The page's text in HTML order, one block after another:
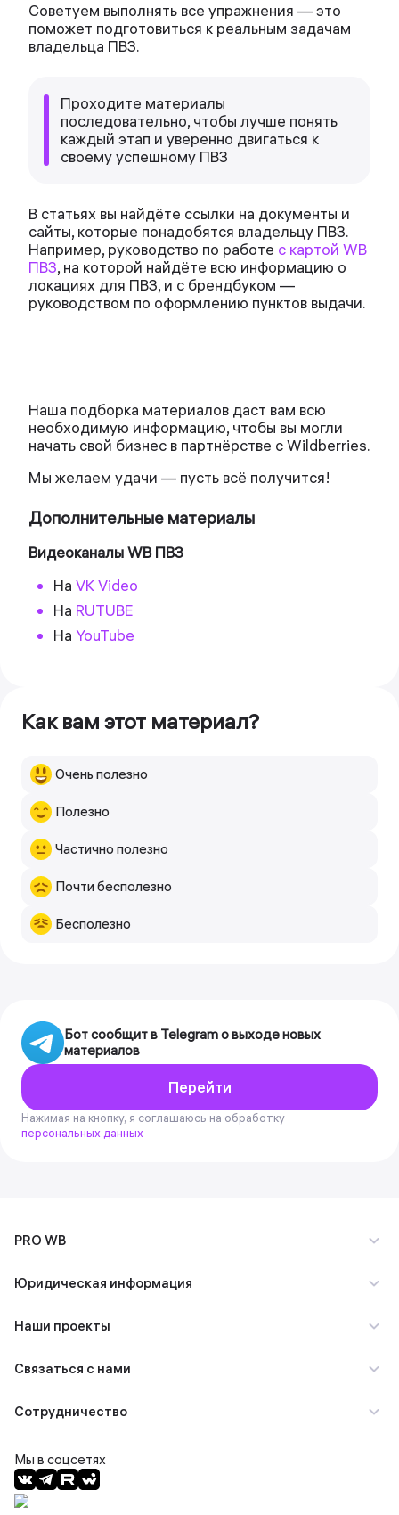
Советуем выполнять все упражнения — это
поможет подготовиться к реальным задачам
владельца ПВЗ.
Проходите материалы
последовательно, чтобы лучше понять
каждый этап и уверенно двигаться к
своему успешному ПВЗ
В статьях вы найдёте ссылки на документы и
сайты, которые понадобятся владельцу ПВЗ.
Например, руководство по работе с картой WB
ПВЗ, на которой найдёте всю информацию о
локациях для ПВЗ, и с брендбуком —
руководством по оформлению пунктов выдачи.
Наша подборка материалов даст вам всю
необходимую информацию, чтобы вы могли
начать свой бизнес в партнёрстве с Wildberries.
Мы желаем удачи — пусть всё получится!
Дополнительные материалы
Видеоканалы WB ПВЗ
На VK Video
На RUTUBE
На YouTube
Как вам этот материал?
Очень полезно
Полезно
Частично полезно
Почти бесполезно
Бесполезно
Бот сообщит в Telegram о выходе новых
материалов
Перейти
Нажимая на кнопку, я соглашаюсь на обработку
персональных данных
PRO WB
Юридическая информация
Наши проекты
Связаться с нами
Сотрудничество
Мы в соцсетях